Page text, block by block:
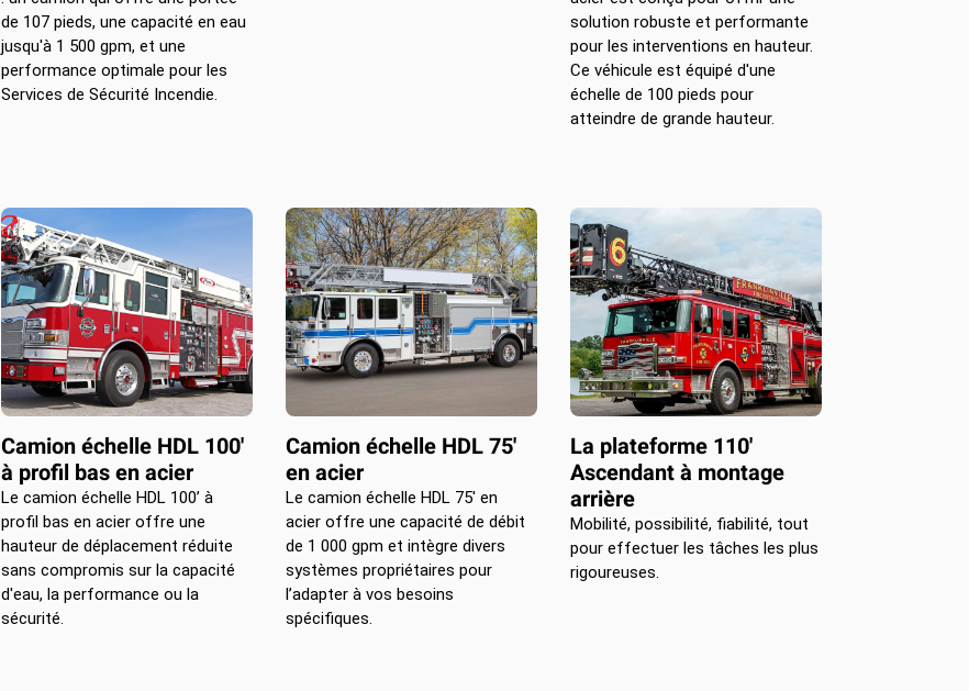
de 107 pieds, une capacité en eau
jusqu'à 1 500 gpm, et une
performance optimale pour les
Services de Sécurité Incendie.
solution robuste et performante
pour les interventions en hauteur.
Ce véhicule est équipé d'une
échelle de 100 pieds pour
atteindre de grande hauteur.
Camion échelle HDL 100'
à profil bas en acier
Le camion échelle HDL 100’ à
profil bas en acier offre une
hauteur de déplacement réduite
sans compromis sur la capacité
d'eau, la performance ou la
sécurité.
Camion échelle HDL 75'
en acier
Le camion échelle HDL 75' en
acier offre une capacité de débit
de 1 000 gpm et intègre divers
systèmes propriétaires pour
l’adapter à vos besoins
spécifiques.
La plateforme 110'
Ascendant à montage
arrière
Mobilité, possibilité, fiabilité, tout
pour effectuer les tâches les plus
rigoureuses.